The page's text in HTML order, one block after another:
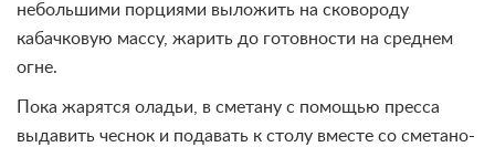
небольшими порциями выложить на сковороду
кабачковую массу, жарить до готовности на среднем
огне.
Пока жарятся оладьи, в сметану с помощью пресса
выдавить чеснок и подавать к столу вместе со сметано-